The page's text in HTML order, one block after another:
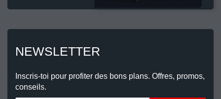
NEWSLETTER
Inscris-toi pour profiter des bons plans. Offres, promos,
conseils.